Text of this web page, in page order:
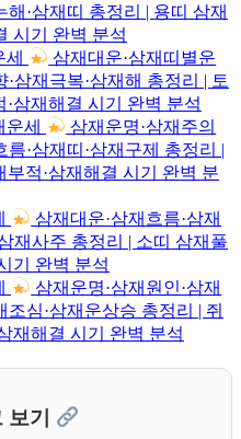
해·삼재띠 총정리 | 용띠 삼재
시기 완벽 분석
삼재대운·삼재띠별운
삼재극복·삼재해 총정리 | 토
삼재해결 시기 완벽 분석
세
삼재운명·삼재주의
름·삼재띠·삼재구제 총정리 |
부적·삼재해결 시기 완벽 분
삼재대운·삼재흐름·삼재
재사주 총정리 | 소띠 삼재풀
기 완벽 분석
삼재운명·삼재원인·삼재
조심·삼재운상승 총정리 | 쥐
재해결 시기 완벽 분석
기